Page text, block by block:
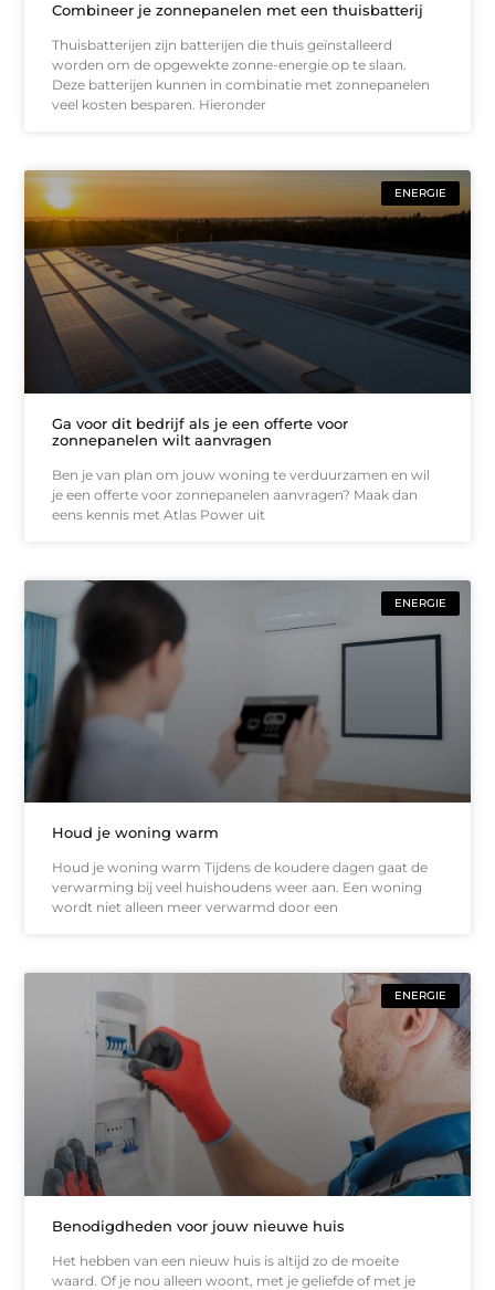
Combineer je zonnepanelen met een thuisbatterij
Thuisbatterijen zijn batterijen die thuis geïnstalleerd
worden om de opgewekte zonne-energie op te slaan.
Deze batterijen kunnen in combinatie met zonnepanelen
veel kosten besparen. Hieronder
ENERGIE
Ga voor dit bedrijf als je een offerte voor
zonnepanelen wilt aanvragen
Ben je van plan om jouw woning te verduurzamen en wil
je een offerte voor zonnepanelen aanvragen? Maak dan
eens kennis met Atlas Power uit
ENERGIE
Houd je woning warm
Houd je woning warm Tijdens de koudere dagen gaat de
verwarming bij veel huishoudens weer aan. Een woning
wordt niet alleen meer verwarmd door een
ENERGIE
Benodigdheden voor jouw nieuwe huis
Het hebben van een nieuw huis is altijd zo de moeite
waard. Of je nou alleen woont, met je geliefde of met je